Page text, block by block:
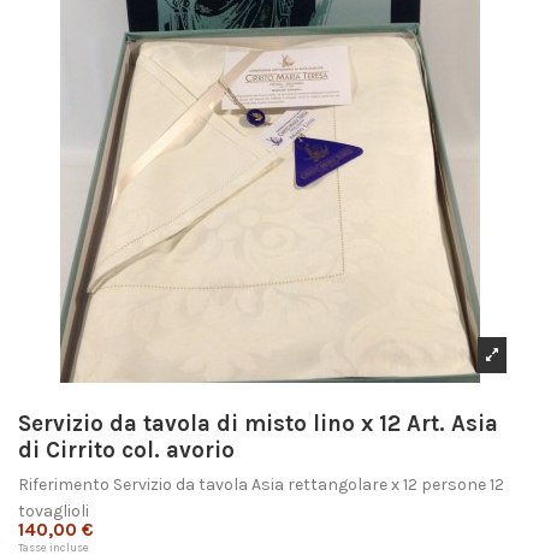
Servizio da tavola di misto lino x 12 Art. Asia
di Cirrito col. avorio
Riferimento Servizio da tavola Asia rettangolare x 12 persone 12
tovaglioli
140,00 €
Tasse incluse